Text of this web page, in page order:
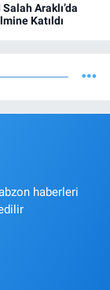
Araklı’da
Katıldı
haberleri